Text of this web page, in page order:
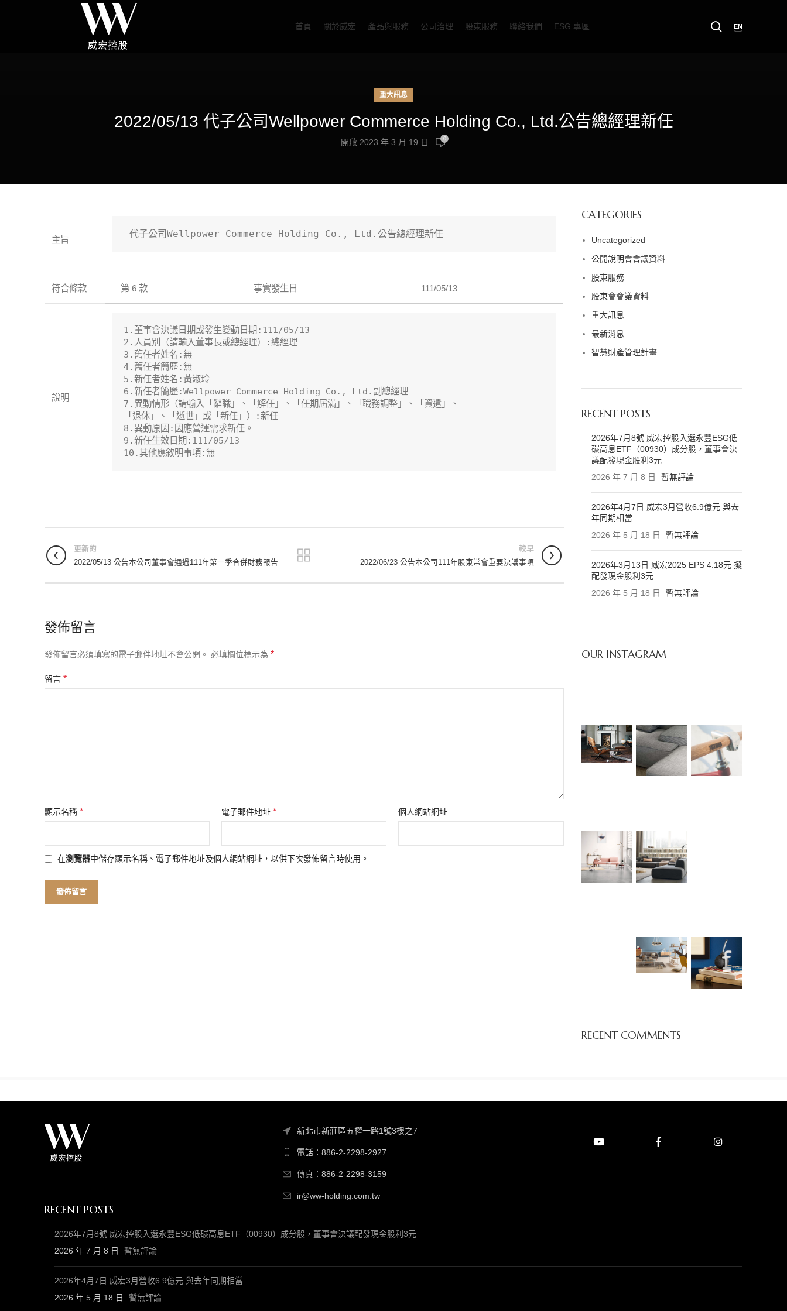
首頁 關於威宏 產品與服務 公司治理 股東服務 聯絡我們 ESG 專區 EN
重大訊息
2022/05/13 代子公司Wellpower Commerce Holding Co., Ltd.公告總經理新任
開啟 2023 年 3 月 19 日 0
主旨
代子公司Wellpower Commerce Holding Co., Ltd.公告總經理新任
符合條款 第 6 款 事實發生日 111/05/13
說明
1.董事會決議日期或發生變動日期:111/05/13
2.人員別（請輸入董事長或總經理）:總經理
3.舊任者姓名:無
4.舊任者簡歷:無
5.新任者姓名:黃淑玲
6.新任者簡歷:Wellpower Commerce Holding Co., Ltd.副總經理
7.異動情形（請輸入「辭職」、「解任」、「任期屆滿」、「職務調整」、「資遣」、
「退休」、「逝世」或「新任」）:新任
8.異動原因:因應營運需求新任。
9.新任生效日期:111/05/13
10.其他應敘明事項:無
更新的
2022/05/13 公告本公司董事會通過111年第一季合併財務報告
較早
2022/06/23 公告本公司111年股東常會重要決議事項
發佈留言
發佈留言必須填寫的電子郵件地址不會公開。 必填欄位標示為 *
留言 *
顯示名稱 * 電子郵件地址* 個人網站網址
在瀏覽器中儲存顯示名稱、電子郵件地址及個人網站網址，以供下次發佈留言時使用。
CATEGORIES
Uncategorized
公開說明會會議資料
股東服務
股東會會議資料
重大訊息
最新消息
智慧財產管理計畫
RECENT POSTS
2026年7月8號 威宏控股入選永豐ESG低
碳高息ETF（00930）成分股，董事會決
議配發現金股利3元
2026 年 7 月 8 日
暫無評論
2026年4月7日 威宏3月營收6.9億元 與去
年同期相當
2026 年 5 月 18 日
暫無評論
2026年3月13日 威宏2025 EPS 4.18元 擬
配發現金股利3元
2026 年 5 月 18 日
暫無評論
OUR INSTAGRAM
RECENT COMMENTS
新北市新莊區五權一路1號3樓之7
電話：886-2-2298-2927
傳真：886-2-2298-3159
ir@ww-holding.com.tw
RECENT POSTS
2026年7月8號 威宏控股入選永豐ESG低碳高息ETF（00930）成分股，董事會決議配發現金股利3元
2026 年 7 月 8 日
暫無評論
2026年4月7日 威宏3月營收6.9億元 與去年同期相當
2026 年 5 月 18 日
暫無評論